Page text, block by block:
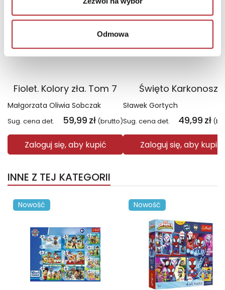
Odmowa
Fiolet. Kolory zła. Tom 7
Małgorzata Oliwia Sobczak
Sug. cena det. 59,99 zł (brutto)
Zaloguj się, aby kupić
Święto Karkonoszy
Sławek Gortych
Sug. cena det. 49,99 zł
Zaloguj się, aby kupić
INNE Z TEJ KATEGORII
Nowość Nowość